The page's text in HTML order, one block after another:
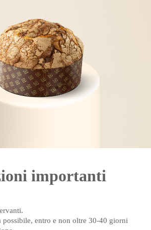
importanti
possibile, entro e non oltre 30-40 giorni